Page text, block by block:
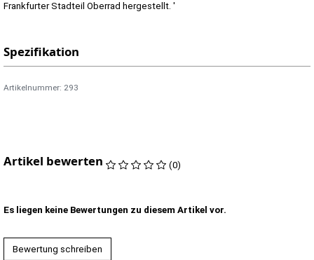
Frankfurter Stadteil Oberrad hergestellt. '
Spezifikation
Artikelnummer: 293
Artikel bewerten (0)
Es liegen keine Bewertungen zu diesem Artikel vor.
Bewertung schreiben